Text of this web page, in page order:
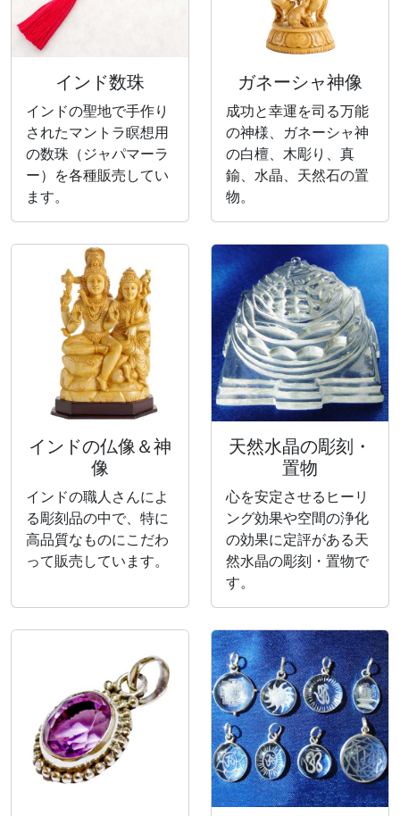
インド数珠
インドの聖地で手作り
されたマントラ瞑想用
の数珠（ジャパマーラ
ー）を各種販売してい
ます。
ガネーシャ神像
成功と幸運を司る万能
の神様、ガネーシャ神
の白檀、木彫り、真
鍮、水晶、天然石の置
物。
インドの仏像＆神
像
インドの職人さんによ
る彫刻品の中で、特に
高品質なものにこだわ
って販売しています。
天然水晶の彫刻・
置物
心を安定させるヒーリ
ング効果や空間の浄化
の効果に定評がある天
然水晶の彫刻・置物で
す。